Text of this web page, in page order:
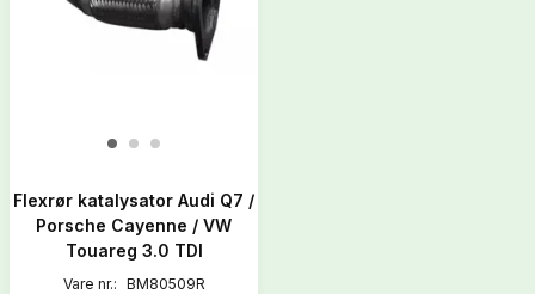
Flexrør katalysator Audi Q7 /
Porsche Cayenne / VW
Touareg 3.0 TDI
Vare nr.: BM80509R